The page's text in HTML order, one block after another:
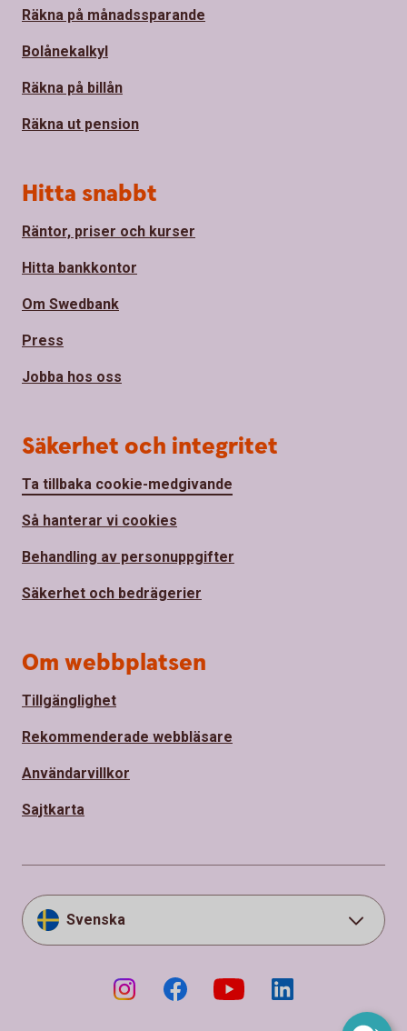
Räkna på månadssparande
Bolånekalkyl
Räkna på billån
Räkna ut pension
Hitta snabbt
Räntor, priser och kurser
Hitta bankkontor
Om Swedbank
Press
Jobba hos oss
Säkerhet och integritet
Ta tillbaka cookie-medgivande
Så hanterar vi cookies
Behandling av personuppgifter
Säkerhet och bedrägerier
Om webbplatsen
Tillgänglighet
Rekommenderade webbläsare
Användarvillkor
Sajtkarta
Svenska